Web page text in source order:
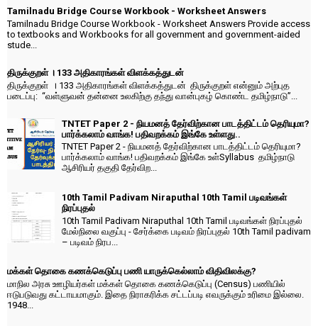
Tamilnadu Bridge Course Workbook - Worksheet Answers
Tamilnadu Bridge Course Workbook - Worksheet Answers Provide access
to textbooks and Workbooks for all government and government-aided
stude...
திருக்குறள் । 133 அதிகாரங்கள் விளக்கத்துடன்
திருக்குறள் । 133 அதிகாரங்கள் விளக்கத்துடன் திருக்குறள் என்னும் அற்புத
படைப்பு: “வள்ளுவன் தன்னை உலகிற்கு தந்து வான்புகழ் கொண்ட தமிழ்நாடு”...
TNTET Paper 2 - நியமனத் தேர்விற்கான பாடத்திட்டம் தெரியுமா?
பார்க்கலாம் வாங்க! பதிவறக்கம் இங்கே உள்ளது..
TNTET Paper 2 - நியமனத் தேர்விற்கான பாடத்திட்டம் தெரியுமா?
பார்க்கலாம் வாங்க! பதிவறக்கம் இங்கே உள்Syllabus தமிழ்நாடு
ஆசிரியர் தகுதி தேர்விற...
10th Tamil Padivam Niraputhal 10th Tamil படிவங்கள்
நிரப்புதல்
10th Tamil Padivam Niraputhal 10th Tamil படிவங்கள் நிரப்புதல்
மேல்நிலை வகுப்பு - சேர்க்கை படிவம் நிரப்புதல் 10th Tamil padivam
– படிவம் நிரப...
மக்கள் தொகை கணக்கெடுப்பு பணி யாருக்கெல்லாம் விதிவிலக்கு?
மாநில அரசு ஊழியர்கள் மக்கள் தொகை கணக்கெடுப்பு (Census) பணியில்
ஈடுபடுவது கட்டாயமாகும். இதை நிராகரிக்க சட்டப்படி எவருக்கும் உரிமை இல்லை.
1948...